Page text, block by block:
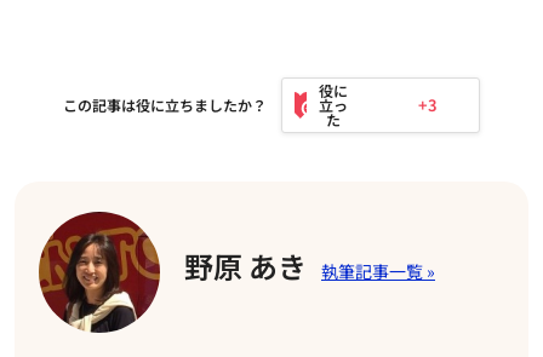
この記事は役に立ちましたか？ +3
野原 あき